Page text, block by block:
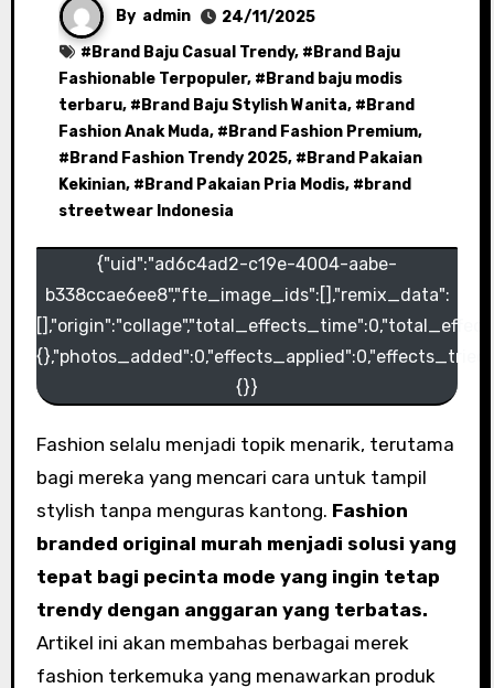
By admin
24/11/2025
# Brand Baju Casual Trendy, # Brand Baju
Fashionable Terpopuler, # Brand baju modis
terbaru, # Brand Baju Stylish Wanita, # Brand
Fashion Anak Muda, # Brand Fashion Premium,
# Brand Fashion Trendy 2025, # Brand Pakaian
Kekinian, # Brand Pakaian Pria Modis, # brand
streetwear Indonesia
{"uid":"ad6c4ad2-c19e-4004-aabe-
b338ccae6ee8","fte_image_ids":[],"remix_data":
{}}
Fashion selalu menjadi topik menarik, terutama
bagi mereka yang mencari cara untuk tampil
stylish tanpa menguras kantong. Fashion
branded original murah menjadi solusi yang
tepat bagi pecinta mode yang ingin tetap
trendy dengan anggaran yang terbatas.
Artikel ini akan membahas berbagai merek
fashion terkemuka yang menawarkan produk